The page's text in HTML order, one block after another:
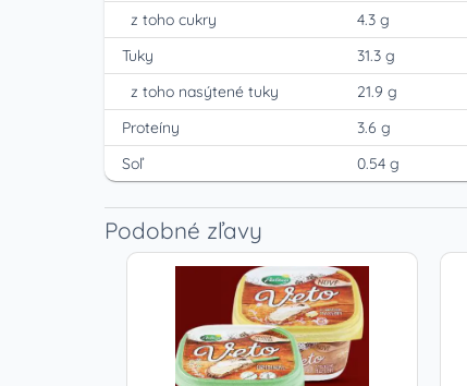
z toho cukry
4.3 g
Tuky
31.3 g
z toho nasýtené tuky
21.9 g
Proteíny
3.6 g
Soľ
0.54 g
Podobné zľavy